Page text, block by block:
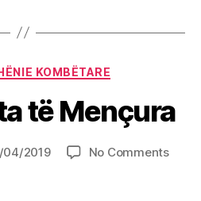
Categories
KOMBËTARE
të Mençura
04/2019 No Commentson